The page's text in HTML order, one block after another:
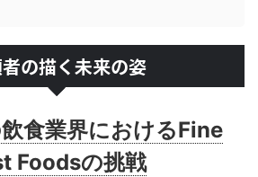
の描く未来の姿
食業界におけるFine
Foodsの挑戦